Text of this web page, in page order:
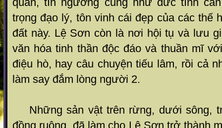
trọng đạo lý, tôn vinh cái đẹp của các thế
đất này. Lệ Sơn còn là nơi hội tụ và lưu
văn hóa tinh thần độc đáo và thuần mĩ
điệu hò, hay câu chuyện tiếu lâm, rồi cả
làm say đắm lòng người 2.
Những sản vật trên rừng, dưới sông,
đồng ruộng, đã làm cho Lệ Sơn trở thành